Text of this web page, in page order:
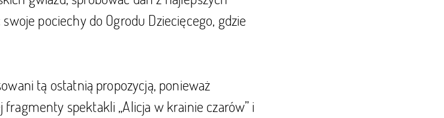
pociechy do Ogrodu Dziecięcego, gdzie
tą ostatnią propozycją, ponieważ
spektakli „Alicja w krainie czarów” i